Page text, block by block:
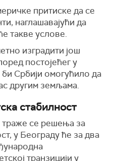
притиске да се
наглашавајући да
такве услове.
изградити још
постојећег у
Србији омогућило да
другим земљама.
стабилност
траже се решења за
у Београду ће за два
транзицији у